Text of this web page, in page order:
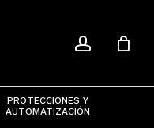
PROTECCIONES Y
AUTOMATIZACIÓN
Close
Cart